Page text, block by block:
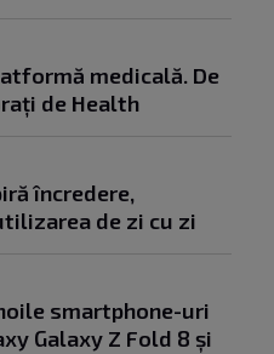
medicală. De
de Health
încredere,
de zi cu zi
smartphone-uri
Galaxy Z Fold 8 și